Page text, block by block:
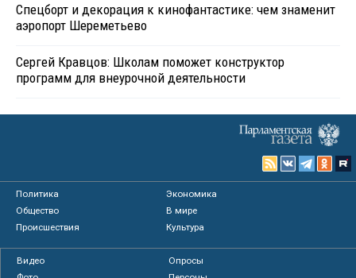
Спецборт и декорация к кинофантастике: чем знаменит
аэропорт Шереметьево
Сергей Кравцов: Школам поможет конструктор
программ для внеурочной деятельности
Политика
Экономика
Общество
В мире
Происшествия
Культура
Видео
Опросы